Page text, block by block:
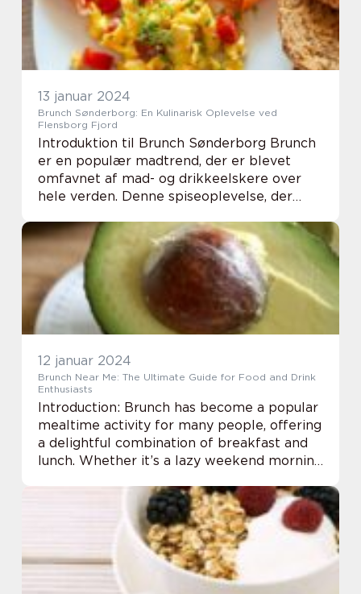
13 januar 2024
Brunch Sønderborg: En Kulinarisk Oplevelse ved
Flensborg Fjord
Introduktion til Brunch Sønderborg Brunch
er en populær madtrend, der er blevet
omfavnet af mad- og drikkeelskere over
hele verden. Denne spiseoplevelse, der
blevet et fast indslag i mange byers
gastronomiske scene...
12 januar 2024
Brunch Near Me: The Ultimate Guide for Food and Drink
Enthusiasts
Introduction: Brunch has become a popular
mealtime activity for many people, offering
a delightful combination of breakfast and
lunch. Whether it’s a lazy weekend morning
spot nearby is essential fo...